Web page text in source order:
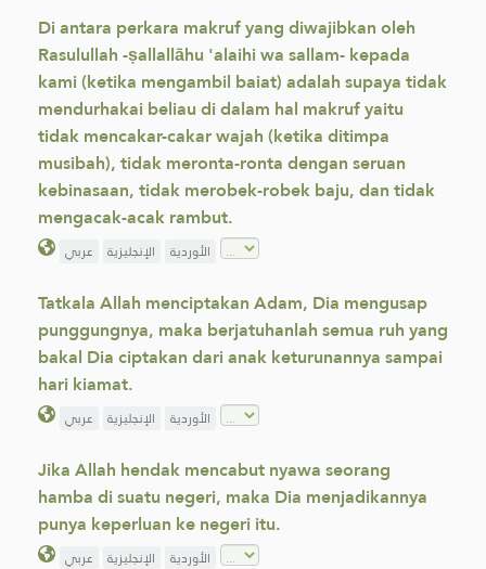
Di antara perkara makruf yang diwajibkan oleh
Rasulullah -ṣallallāhu 'alaihi wa sallam- kepada
kami (ketika mengambil baiat) adalah supaya tidak
mendurhakai beliau di dalam hal makruf yaitu
tidak mencakar-cakar wajah (ketika ditimpa
musibah), tidak meronta-ronta dengan seruan
kebinasaan, tidak merobek-robek baju, dan tidak
mengacak-acak rambut.
عربي الإنجليزية الأوردية
Tatkala Allah menciptakan Adam, Dia mengusap
punggungnya, maka berjatuhanlah semua ruh yang
bakal Dia ciptakan dari anak keturunannya sampai
hari kiamat.
عربي الإنجليزية الأوردية
Jika Allah hendak mencabut nyawa seorang
hamba di suatu negeri, maka Dia menjadikannya
punya keperluan ke negeri itu.
عربي الإنجليزية الأوردية